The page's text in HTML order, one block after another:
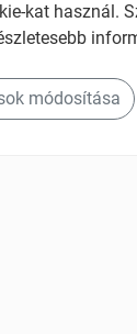
kat használ.
módosítása